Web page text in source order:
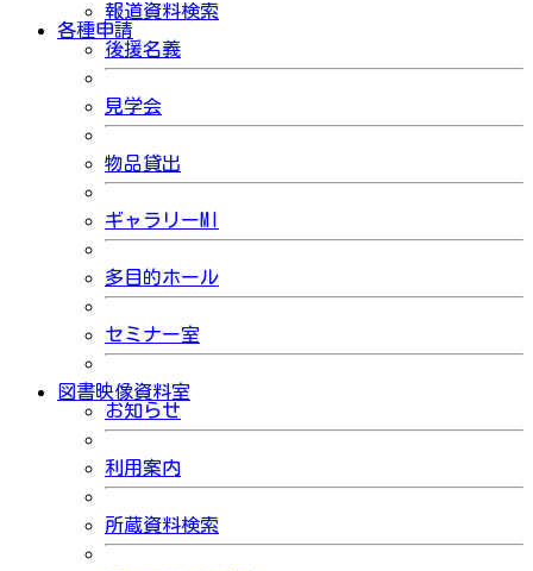
報道資料検索
各種申請
後援名義
見学会
物品貸出
ギャラリーMI
多目的ホール
セミナー室
図書映像資料室
お知らせ
利用案内
所蔵資料検索